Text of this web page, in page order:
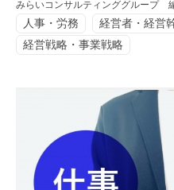
みらいコンサルティンググループ
人事・労務
経営者・経営
経営戦略・事業戦略